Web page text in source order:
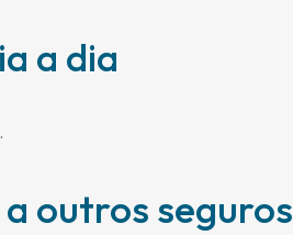
a dia
outros seguros